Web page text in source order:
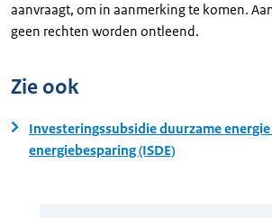
aanvraagt, om in aanmerking te komen.
geen rechten worden ontleend.
Zie ook
Investeringssubsidie duurzame energie
energiebesparing (ISDE)